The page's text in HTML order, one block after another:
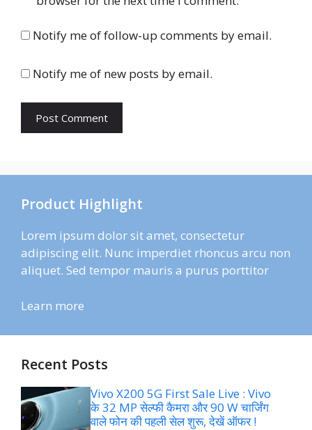
Notify me of follow-up comments by email.
Notify me of new posts by email.
Product Highlight
Lorem ipsum dolor sit amet, consectetur
adipiscing elit. Nunc imperdiet rhoncus arcu non
aliquet. Sed tempor mauris a purus porttitor
Learn more
Recent Posts
Vivo X200 5G First Sale Live : Vivo
के 32 MP सेल्फी कैमरा और 90 W चार्जिंग
वाले फोन की पहली सेल शुरू, देखें ऑफर !